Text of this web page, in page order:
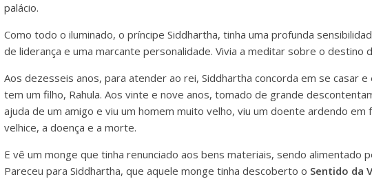
palácio.
Como todo o iluminado, o príncipe Siddhartha, tinha uma profunda
de liderança e uma marcante personalidade. Vivia a meditar sobre o destino
Aos dezesseis anos, para atender ao rei, Siddhartha concorda em se casar e
tem um filho, Rahula. Aos vinte e nove anos, tomado de grande
ajuda de um amigo e viu um homem muito velho, viu um doente ardendo em
velhice, a doença e a morte.
E vê um monge que tinha renunciado aos bens materiais, sendo alimentado
Pareceu para Siddhartha, que aquele monge tinha descoberto o Sentido da